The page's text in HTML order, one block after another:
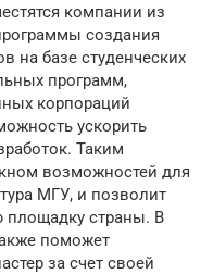
компании из
создания
на базе студенческих
программ,
корпораций
ускорить
Таким
возможностей для
МГУ, и позволит
площадку страны. В
поможет
за счет своей